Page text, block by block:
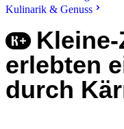
Kulinarik & Genuss
erlebten
durch